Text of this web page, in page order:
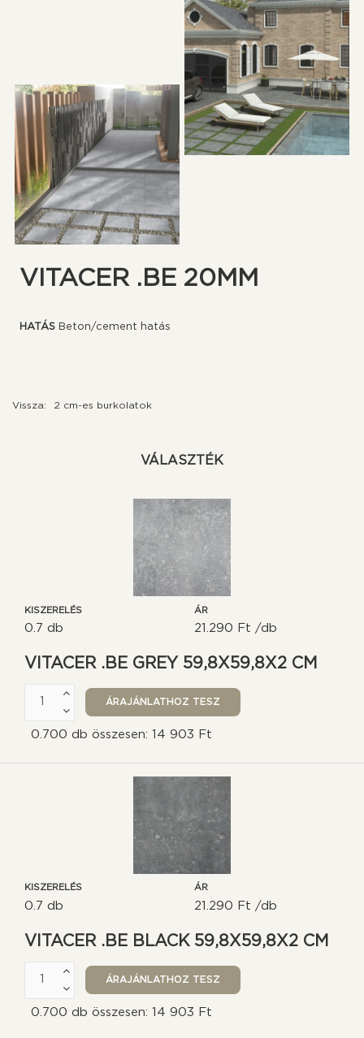
VITACER .BE 20MM
HATÁS Beton/cement hatás
Vissza: 2 cm-es burkolatok
VÁLASZTÉK
KISZERELÉS
0.7 db
ÁR
21.290 Ft /db
VITACER .BE GREY 59,8X59,8X2 CM
0.700 db összesen: 14 903 Ft
KISZERELÉS
0.7 db
ÁR
21.290 Ft /db
VITACER .BE BLACK 59,8X59,8X2 CM
0.700 db összesen: 14 903 Ft